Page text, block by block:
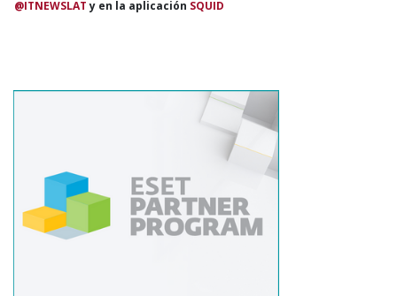
@ITNEWSLATy en la aplicación SQUID